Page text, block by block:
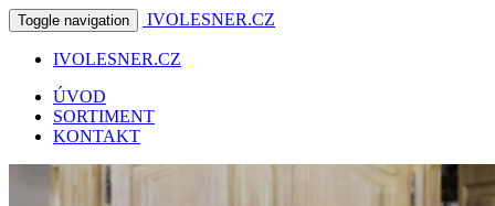
Toggle navigation IVOLESNER.CZ
IVOLESNER.CZ
ÚVOD
SORTIMENT
KONTAKT